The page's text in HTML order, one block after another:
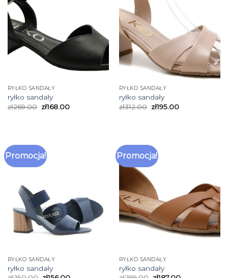
RYŁKO SANDAŁY
ryłko sandały
zł269.00 zł168.00
RYŁKO SANDAŁY
ryłko sandały
zł312.00 zł195.00
Promocja!
RYŁKO SANDAŁY
ryłko sandały
Promocja!
RYŁKO SANDAŁY
ryłko sandały